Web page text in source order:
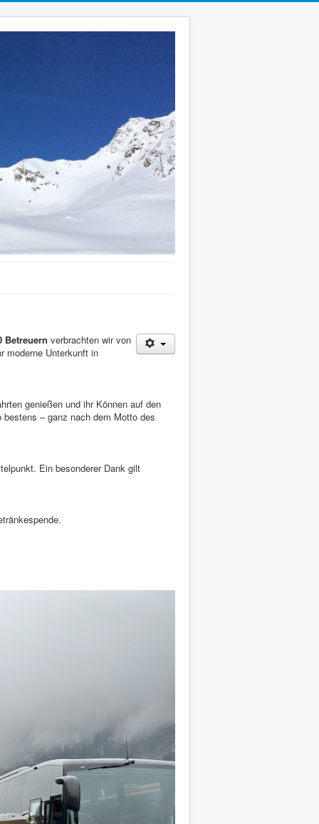
Betreuern verbrachten wir von
moderne Unterkunft in
genießen und ihr Können auf den
– ganz nach dem Motto des
Ein besonderer Dank gilt